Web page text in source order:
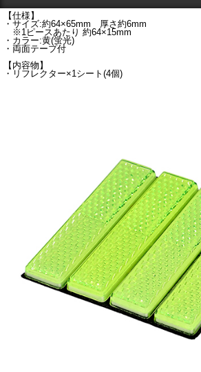
【仕様】
・サイズ:約64×65mm 厚さ約6mm
※1ピースあたり 約64×15mm
・カラー:黄(蛍光)
・両面テープ付
【内容物】
・リフレクター×1シート(4個)